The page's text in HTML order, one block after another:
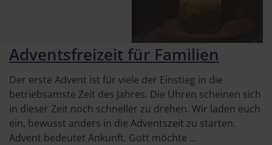
Adventsfreizeit für Familien
Der erste Advent ist für viele der Einstieg in die
betriebsamste Zeit des Jahres. Die Uhren scheinen sich
in dieser Zeit noch schneller zu drehen. Wir laden euch
ein, bewusst anders in die Adventszeit zu starten.
Advent bedeutet Ankunft. Gott möchte ...